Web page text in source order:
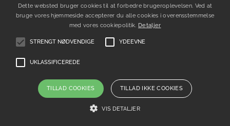
-50% -50%
Dette websted bruger cookies til at forbedre brugeroplevelsen. Ved at
bruge vores hjemmeside accepterer du alle cookies i overensstemmelse
med vores cookiepolitik. Detaljer
STRENGT NØDVENDIGE YDEEVNE
UKLASSIFICEREDE
TILLAD COOKIES TILLAD IKKE COOKIES
VIS DETALJER